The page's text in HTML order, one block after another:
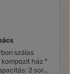
szálas
ház *
2 sor